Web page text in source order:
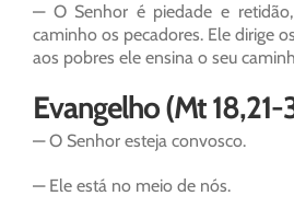
— O Senhor é piedade e
caminho os pecadores. Ele dirige
aos pobres ele ensina o seu
Evangelho (Mt 18,21-
— O Senhor esteja convosco.
— Ele está no meio de nós.